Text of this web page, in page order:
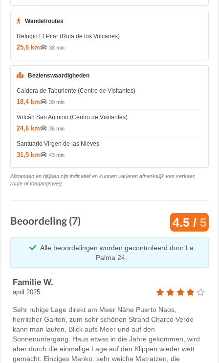
Wandelroutes
Refugio El Pilar (Ruta de los Volcanes)
25,6 km 38 min
Bezienswaardigheden
Caldera de Taburiente (Centro de Visitantes)
18,4 km 30 min
Volcán San Antonio (Centro de Visitantes)
24,6 km 36 min
Santuario Virgen de las Nieves
31,5 km 43 min
Afstanden en rijtijden zijn indicatief en kunnen varieren afhankelijk van verkeer,
route of toegangsweg.
Beoordeling (7) 4.5 / 5
Alle beoordelingen worden gecontroleerd door La
Palma 24.
Familie W.
april 2025
Sehr ruhige Lage direkt am Meer Nähe Puerto Naos,
herrlicher Garten, zum sehr schönen Strand Charco Verde
kann man laufen, Blick aufs Meer und auf den
Sonnenuntergang. Haus etwas in die Jahre gekommen, wird
aber durch die einmalige Lage auf den Klippen wieder wett
gemacht. Einziges Manko: sehr weiche Matratzen, die